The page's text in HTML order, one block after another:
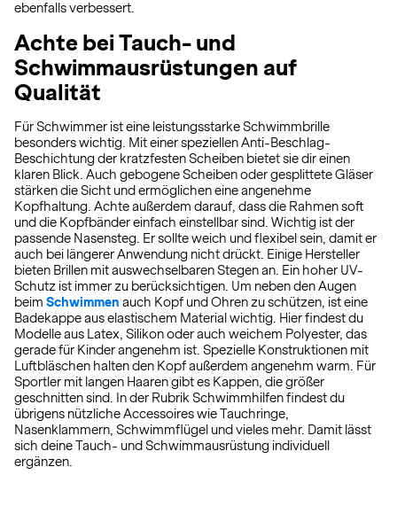
ebenfalls verbessert.
Achte bei Tauch- und
Schwimmausrüstungen auf
Qualität
Für Schwimmer ist eine leistungsstarke Schwimmbrille
besonders wichtig. Mit einer speziellen Anti-Beschlag-
Beschichtung der kratzfesten Scheiben bietet sie dir einen
klaren Blick. Auch gebogene Scheiben oder gesplittete Gläser
stärken die Sicht und ermöglichen eine angenehme
Kopfhaltung. Achte außerdem darauf, dass die Rahmen soft
und die Kopfbänder einfach einstellbar sind. Wichtig ist der
passende Nasensteg. Er sollte weich und flexibel sein, damit er
auch bei längerer Anwendung nicht drückt. Einige Hersteller
bieten Brillen mit auswechselbaren Stegen an. Ein hoher UV-
Schutz ist immer zu berücksichtigen. Um neben den Augen
beim Schwimmen auch Kopf und Ohren zu schützen, ist eine
Badekappe aus elastischem Material wichtig. Hier findest du
Modelle aus Latex, Silikon oder auch weichem Polyester, das
gerade für Kinder angenehm ist. Spezielle Konstruktionen mit
Luftbläschen halten den Kopf außerdem angenehm warm. Für
Sportler mit langen Haaren gibt es Kappen, die größer
geschnitten sind. In der Rubrik Schwimmhilfen findest du
übrigens nützliche Accessoires wie Tauchringe,
Nasenklammern, Schwimmflügel und vieles mehr. Damit lässt
sich deine Tauch- und Schwimmausrüstung individuell
ergänzen.